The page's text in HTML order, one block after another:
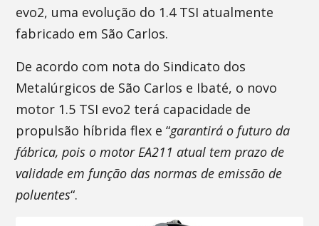
evo2, uma evolução do 1.4 TSI atualmente
fabricado em São Carlos.
De acordo com nota do Sindicato dos
Metalúrgicos de São Carlos e Ibaté, o novo
motor 1.5 TSI evo2 terá capacidade de
propulsão híbrida flex e “garantirá o futuro da
fábrica, pois o motor EA211 atual tem prazo de
validade em função das normas de emissão de
poluentes“.